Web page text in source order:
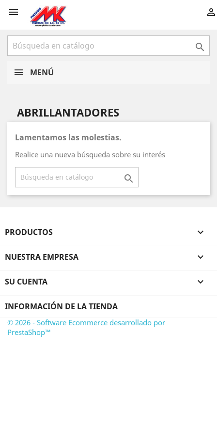
 

MENÚ
ABRILLANTADORES
Lamentamos las molestias.
Realice una nueva búsqueda sobre su interés

PRODUCTOS 
NUESTRA EMPRESA 
SU CUENTA 
INFORMACIÓN DE LA TIENDA
© 2026 - Software Ecommerce desarrollado por
PrestaShop™